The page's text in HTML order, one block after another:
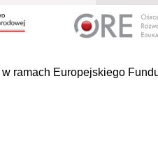
ramach Europejskiego